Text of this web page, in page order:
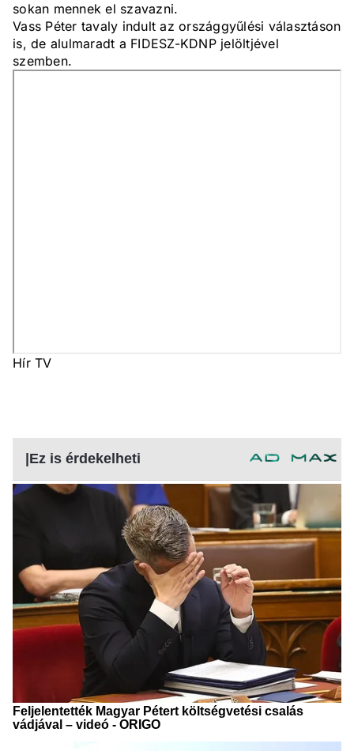
sokan mennek el szavazni.
Vass Péter tavaly indult az országgyűlési választáson
is, de alulmaradt a FIDESZ-KDNP jelöltjével
szemben.
Hír TV